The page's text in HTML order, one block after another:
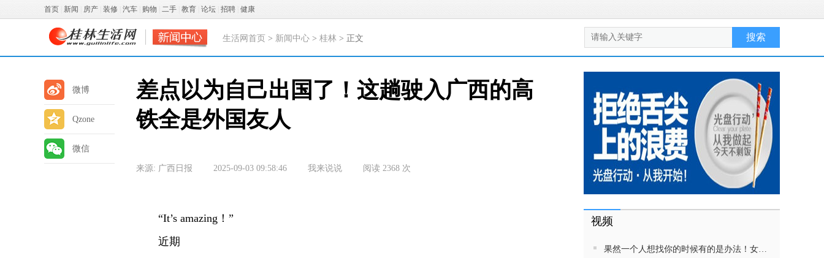
首页 新闻 房产 装修 汽车 购物 二手 教育 论坛 招聘 健康
生活网首页 > 新闻中心 > 桂林 > 正文
微博
Qzone
微信
差点以为自己出国了！这趟驶入广西的高
铁全是外国友人
来源: 广西日报 2025-09-03 09:58:46 我来说说 阅读 2368 次
“It’s amazing！”
近期
视频
果然一个人想找你的时候有的是办法！女生吵架将男友拉黑，结果男友给家里狗打电话了！汪：吵死了，一会就去把号码注销